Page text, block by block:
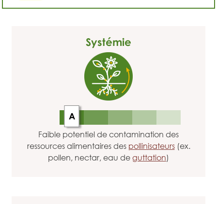
Systémie
A
Faible potentiel de contamination des
ressources alimentaires des pollinisateurs(ex.
pollen, nectar, eau de guttation)